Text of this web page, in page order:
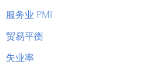
服务业 PMI
贸易平衡
失业率